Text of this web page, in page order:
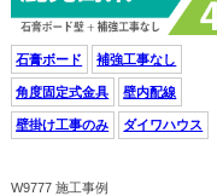
石膏ボード 補強工事なし
角度固定式金具 壁内配線
壁掛け工事のみ ダイワハウス
W9777 施工事例